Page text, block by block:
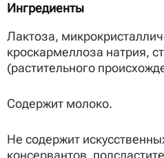
Ингредиенты
Лактоза,
кроскармеллоза натрия,
(растительного
Содержит молоко.
Не содержит
консервантов,